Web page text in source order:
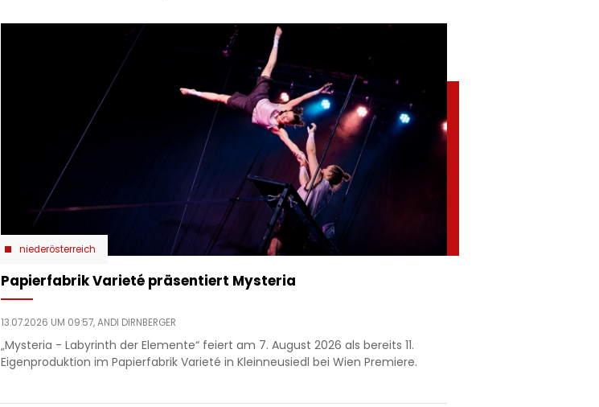
niederösterreich
Papierfabrik Varieté präsentiert Mysteria
13.07.2026 UM 09:57,ANDI DIRNBERGER
„Mysteria - Labyrinth der Elemente“ feiert am 7. August 2026 als bereits 11.
Eigenproduktion im Papierfabrik Varieté in Kleinneusiedl bei Wien Premiere.